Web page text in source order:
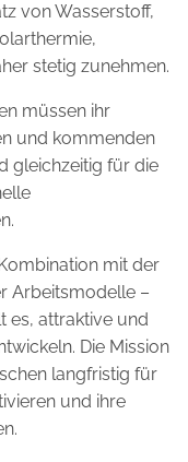
von Wasserstoff,
stetig zunehmen.
müssen ihr
und kommenden
gleichzeitig für die
mit der
Arbeitsmodelle –
es, attraktive und
Die Mission
langfristig für
und ihre